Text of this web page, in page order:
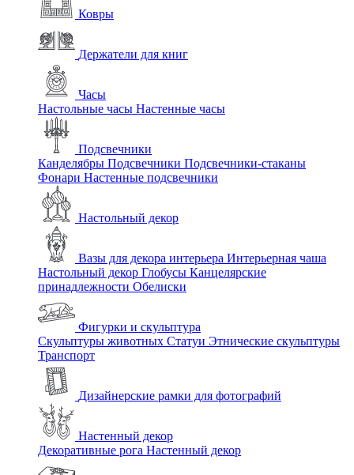
Ковры
Держатели для книг
Часы
Настольные часы Настенные часы
Подсвечники
Канделябры Подсвечники Подсвечники-стаканы
Фонари Настенные подсвечники
Настольный декор
Вазы для декора интерьера Интерьерная чаша
Настольный декор Глобусы Канцелярские
принадлежности Обелиски
Фигурки и скульптура
Скульптуры животных Статуи Этнические скульптуры
Транспорт
Дизайнерские рамки для фотографий
Настенный декор
Декоративные рога Настенный декор